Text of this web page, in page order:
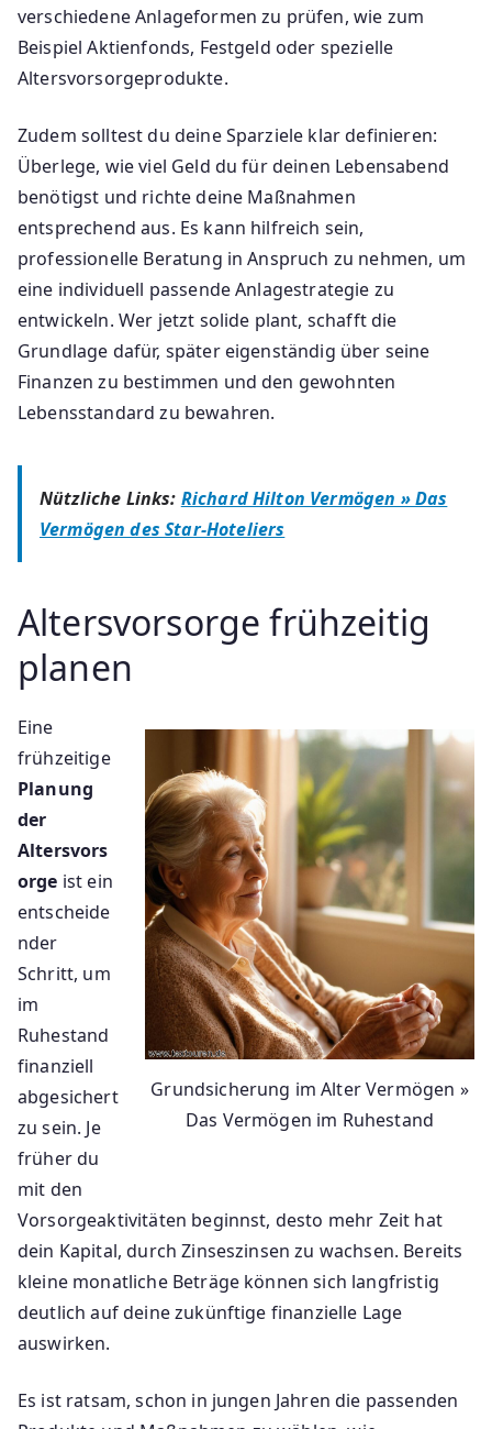
verschiedene Anlageformen zu prüfen, wie zum
Beispiel Aktienfonds, Festgeld oder spezielle
Altersvorsorgeprodukte.
Zudem solltest du deine Sparziele klar definieren:
Überlege, wie viel Geld du für deinen Lebensabend
benötigst und richte deine Maßnahmen
entsprechend aus. Es kann hilfreich sein,
professionelle Beratung in Anspruch zu nehmen, um
eine individuell passende Anlagestrategie zu
entwickeln. Wer jetzt solide plant, schafft die
Grundlage dafür, später eigenständig über seine
Finanzen zu bestimmen und den gewohnten
Lebensstandard zu bewahren.
Nützliche Links: Richard Hilton Vermögen » Das
Vermögen des Star-Hoteliers
Altersvorsorge frühzeitig
planen
Grundsicherung im Alter Vermögen »
Das Vermögen im Ruhestand
Eine
frühzeitige
Planung
der
Altersvors
orge ist ein
entscheide
nder
Schritt, um
im
Ruhestand
finanziell
abgesichert
zu sein. Je
früher du
mit den
Vorsorgeaktivitäten beginnst, desto mehr Zeit hat
dein Kapital, durch Zinseszinsen zu wachsen. Bereits
kleine monatliche Beträge können sich langfristig
deutlich auf deine zukünftige finanzielle Lage
auswirken.
Es ist ratsam, schon in jungen Jahren die passenden